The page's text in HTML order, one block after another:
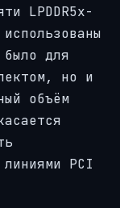
LPDDR5x-
для
но и
объём
PCI